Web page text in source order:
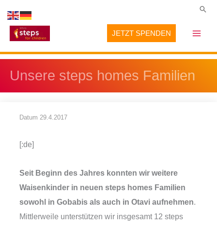
Inhalt
springen
JETZT SPENDEN
Unsere steps homes Familien
Datum 29.4.2017
[:de]
Seit Beginn des Jahres konnten wir weitere
Waisenkinder in neuen steps homes Familien
sowohl in Gobabis als auch in Otavi aufnehmen.
Mittlerweile unterstützen wir insgesamt 12 steps